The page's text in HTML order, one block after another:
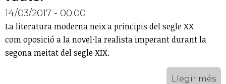
14/03/2017 - 00:00
La literatura moderna neix a principis del segle XX
com oposició a la novel·la realista imperant durant la
segona meitat del segle XIX.
Llegir més